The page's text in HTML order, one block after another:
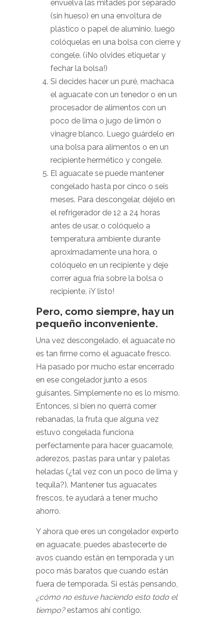
envuelva las mitades por separado
(sin hueso) en una envoltura de
plástico o papel de aluminio, luego
colóquelas en una bolsa con cierre y
congele. (¡No olvides etiquetar y
fechar la bolsa!)
Si decides hacer un puré, machaca
el aguacate con un tenedor o en un
procesador de alimentos con un
poco de lima o jugo de limón o
vinagre blanco. Luego guárdelo en
una bolsa para alimentos o en un
recipiente hermético y congele.
El aguacate se puede mantener
congelado hasta por cinco o seis
meses. Para descongelar, déjelo en
el refrigerador de 12 a 24 horas
antes de usar, o colóquelo a
temperatura ambiente durante
aproximadamente una hora, o
colóquelo en un recipiente y deje
correr agua fría sobre la bolsa o
recipiente. ¡Y listo!
Pero, como siempre, hay un
pequeño inconveniente.
Una vez descongelado, el aguacate no
es tan firme como el aguacate fresco.
Ha pasado por mucho estar encerrado
en ese congelador junto a esos
guisantes. Simplemente no es lo mismo.
Entonces, si bien no querrá comer
rebanadas, la fruta que alguna vez
estuvo congelada funciona
perfectamente para hacer guacamole,
aderezos, pastas para untar y paletas
heladas (¿tal vez con un poco de lima y
tequila?). Mantener tus aguacates
frescos, te ayudará a tener mucho
ahorro.
Y ahora que eres un congelador experto
en aguacate, puedes abastecerte de
avos cuando están en temporada y un
poco más baratos que cuando están
fuera de temporada. Si estás pensando,
¿cómo no estuve haciendo esto todo el
tiempo?estamos ahí contigo.